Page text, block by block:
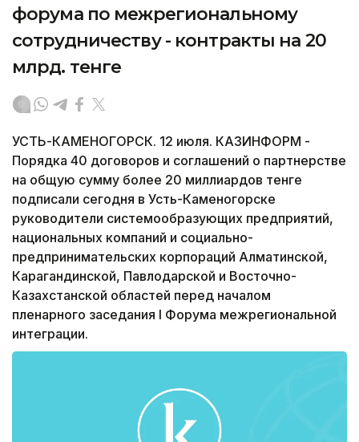
форума по межрегиональному
сотрудничеству - контракты на 20
млрд. тенге
УСТЬ-КАМЕНОГОРСК. 12 июля. КАЗИНФОРМ -
Порядка 40 договоров и соглашений о партнерстве
на общую сумму более 20 миллиардов тенге
подписали сегодня в Усть-Каменогорске
руководители системообразующих предприятий,
национальных компаний и социально-
предпринимательских корпораций Алматинской,
Карагандинской, Павлодарской и Восточно-
Казахстанской областей перед началом
пленарного заседания I Форума межрегиональной
интеграции.